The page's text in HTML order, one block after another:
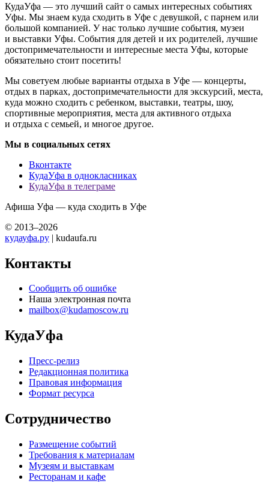
КудаУфа — это лучший сайт о самых интересных событиях
Уфы. Мы знаем куда сходить в Уфе с девушкой, с парнем или
большой компанией. У нас только лучшие события, музеи
и выставки Уфы. События для детей и их родителей, лучшие
достопримечательности и интересные места Уфы, которые
обязательно стоит посетить!
Мы советуем любые варианты отдыха в Уфе — концерты,
отдых в парках, достопримечательности для экскурсий, места,
куда можно сходить с ребенком, выставки, театры, шоу,
спортивные мероприятия, места для активного отдыха
и отдыха с семьей, и многое другое.
Мы в социальных сетях
Вконтакте
КудаУфа в однокласниках
КудаУфа в телеграме
Афиша Уфа — куда сходить в Уфе
© 2013–2026
кудауфа.ру | kudaufa.ru
Контакты
Сообщить об ошибке
Наша электронная почта
mailbox@kudamoscow.ru
КудаУфа
Пресс-релиз
Редакционная политика
Правовая информация
Формат ресурса
Сотрудничество
Размещение событий
Требования к материалам
Музеям и выставкам
Ресторанам и кафе